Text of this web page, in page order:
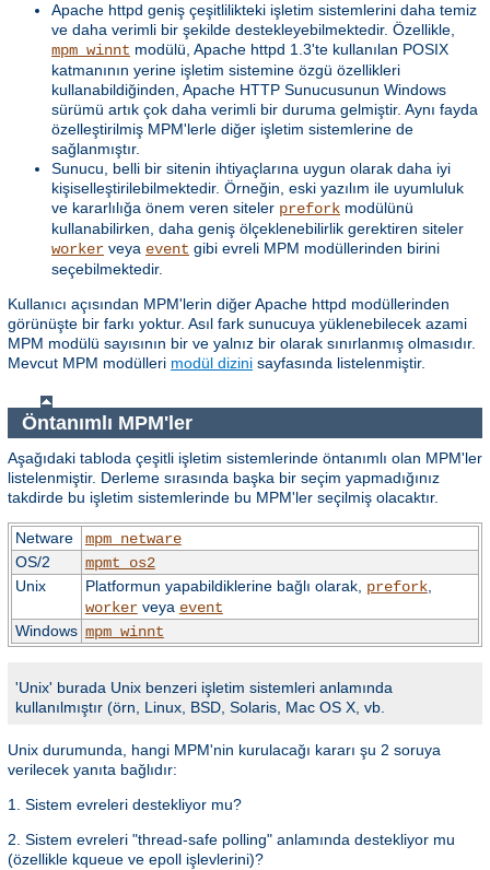
Apache httpd geniş çeşitlilikteki işletim sistemlerini daha temiz
ve daha verimli bir şekilde destekleyebilmektedir. Özellikle,
mpm_winnt modülü, Apache httpd 1.3'te kullanılan POSIX
katmanının yerine işletim sistemine özgü özellikleri
kullanabildiğinden, Apache HTTP Sunucusunun Windows
sürümü artık çok daha verimli bir duruma gelmiştir. Aynı fayda
özelleştirilmiş MPM'lerle diğer işletim sistemlerine de
sağlanmıştır.
Sunucu, belli bir sitenin ihtiyaçlarına uygun olarak daha iyi
kişiselleştirilebilmektedir. Örneğin, eski yazılım ile uyumluluk
ve kararlılığa önem veren siteler prefork modülünü
kullanabilirken, daha geniş ölçeklenebilirlik gerektiren siteler
worker veya event gibi evreli MPM modüllerinden birini
seçebilmektedir.
Kullanıcı açısından MPM'lerin diğer Apache httpd modüllerinden
görünüşte bir farkı yoktur. Asıl fark sunucuya yüklenebilecek azami
MPM modülü sayısının bir ve yalnız bir olarak sınırlanmış olmasıdır.
Mevcut MPM modülleri modül dizini sayfasında listelenmiştir.
Öntanımlı MPM'ler
Aşağıdaki tabloda çeşitli işletim sistemlerinde öntanımlı olan MPM'ler
listelenmiştir. Derleme sırasında başka bir seçim yapmadığınız
takdirde bu işletim sistemlerinde bu MPM'ler seçilmiş olacaktır.
Netware
mpm_netware
OS/2
mpmt_os2
Unix
Platformun yapabildiklerine bağlı olarak, prefork,
workerveya event
Windows mpm_winnt
'Unix' burada Unix benzeri işletim sistemleri anlamında
kullanılmıştır (örn, Linux, BSD, Solaris, Mac OS X, vb.
Unix durumunda, hangi MPM'nin kurulacağı kararı şu 2 soruya
verilecek yanıta bağlıdır:
1. Sistem evreleri destekliyor mu?
2. Sistem evreleri "thread-safe polling" anlamında destekliyor mu
(özellikle kqueue ve epoll işlevlerini)?